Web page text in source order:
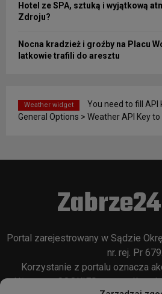
Hotel ze SPA, sztuką i wyjątkową
Zdroju?
Nocna kradzież i groźby na Placu
latkowie trafili do aresztu
Weather widget
You need to fill API
General Options > Weather API Key
Portal zarejestrowany w Sądzie
nr. rej. Pr 679.
Korzystanie z portalu oznacza
Używamy COOKIES w sposób